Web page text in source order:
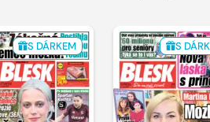
S DÁRKEM S